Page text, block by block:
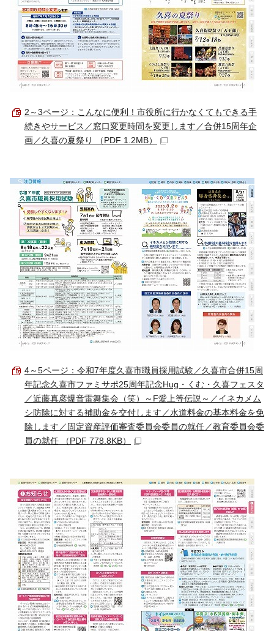
2～3ページ：こんなに便利！市役所に行かなくてもできる手
続きやサービス／窓口変更時間を変更します／合併15周年企
画／久喜の夏祭り （PDF 1.2MB）
4～5ページ：令和7年度久喜市職員採用試験／久喜市合併15周
年記念久喜市ファミサポ25周年記念Hug・くむ・久喜フェスタ
／近藤真彦爆音雷舞集会（笑）～F愛上等伝説～／イネカメム
シ防除に対する補助金を交付します／水道料金の基本料金を免
除します／固定資産評価審査委員会委員の就任／教育委員会委
員の就任 （PDF 778.8KB）